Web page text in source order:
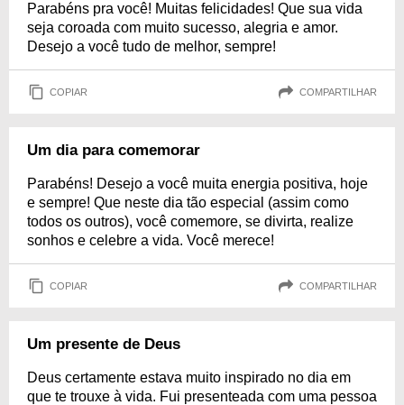
Parabéns pra você! Muitas felicidades! Que sua vida
seja coroada com muito sucesso, alegria e amor.
Desejo a você tudo de melhor, sempre!
COPIAR COMPARTILHAR
Um dia para comemorar
Parabéns! Desejo a você muita energia positiva, hoje
e sempre! Que neste dia tão especial (assim como
todos os outros), você comemore, se divirta, realize
sonhos e celebre a vida. Você merece!
COPIAR COMPARTILHAR
Um presente de Deus
Deus certamente estava muito inspirado no dia em
que te trouxe à vida. Fui presenteada com uma pessoa